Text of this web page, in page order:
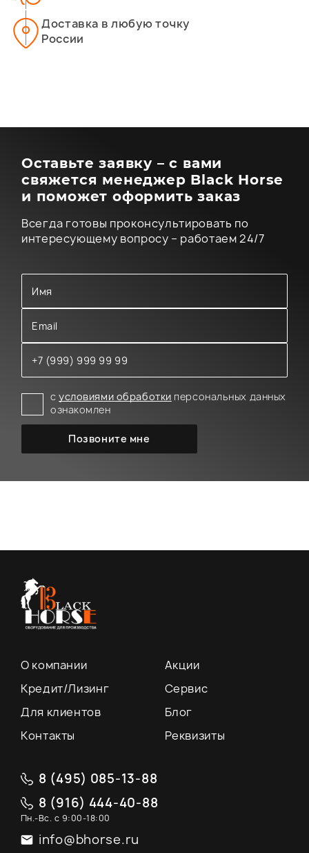
Доставка в любую точку
России
Оставьте заявку – с вами
свяжется менеджер Black Horse
и поможет оформить заказ
Всегда готовы проконсультировать по
интересующему вопросу – работаем 24/7
сусловиями обработки персональных данных
ознакомлен
О компании
Акции
Кредит/Лизинг
Сервис
Для клиентов
Блог
Контакты
Реквизиты
8 (495) 085-13-88
8 (916) 444-40-88
Пн.-Вс. с 9:00-18:00
info@bhorse.ru